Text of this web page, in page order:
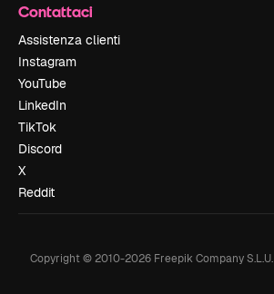
Contattaci
Assistenza clienti
Instagram
YouTube
LinkedIn
TikTok
Discord
X
Reddit
Copyright © 2010-2026Freepik Company S.L.U.